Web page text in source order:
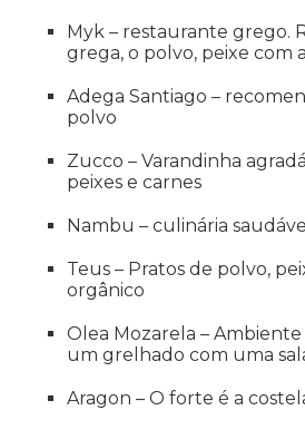
Myk – restaurante grego.
grega, o polvo, peixe com
Adega Santiago –
polvo
Zucco – Varandinha
peixes e carnes
Nambu – culinária
Teus – Pratos de polvo,
orgânico
Olea Mozarela –
um grelhado com uma
Aragon – O forte é a